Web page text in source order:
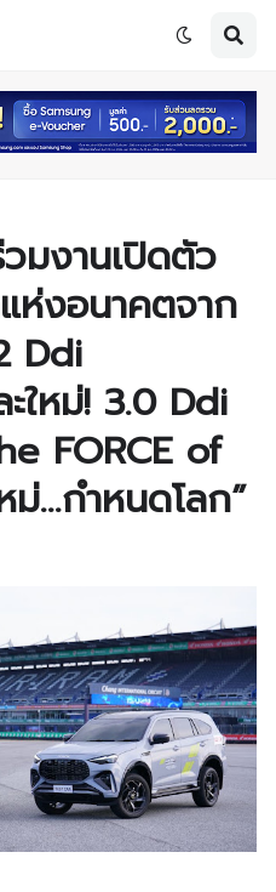
มงานเปิดตัว
ห่งอนาคตจาก
Ddi
ใหม่! 3.0 Ddi
FORCE of
ม่…กำหนดโลก”